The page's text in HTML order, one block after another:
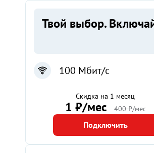
Твой выбор.
100 Мбит/с
Скидка на 1 месяц
1 ₽/мес 400 ₽/мес
Подключить